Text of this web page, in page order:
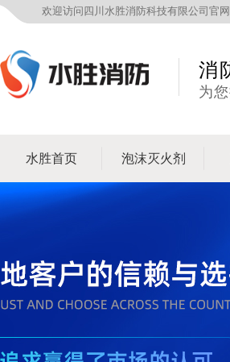
欢迎访问四川水胜消防科技有限公司官网
消
为
水胜首页 泡沫灭火剂